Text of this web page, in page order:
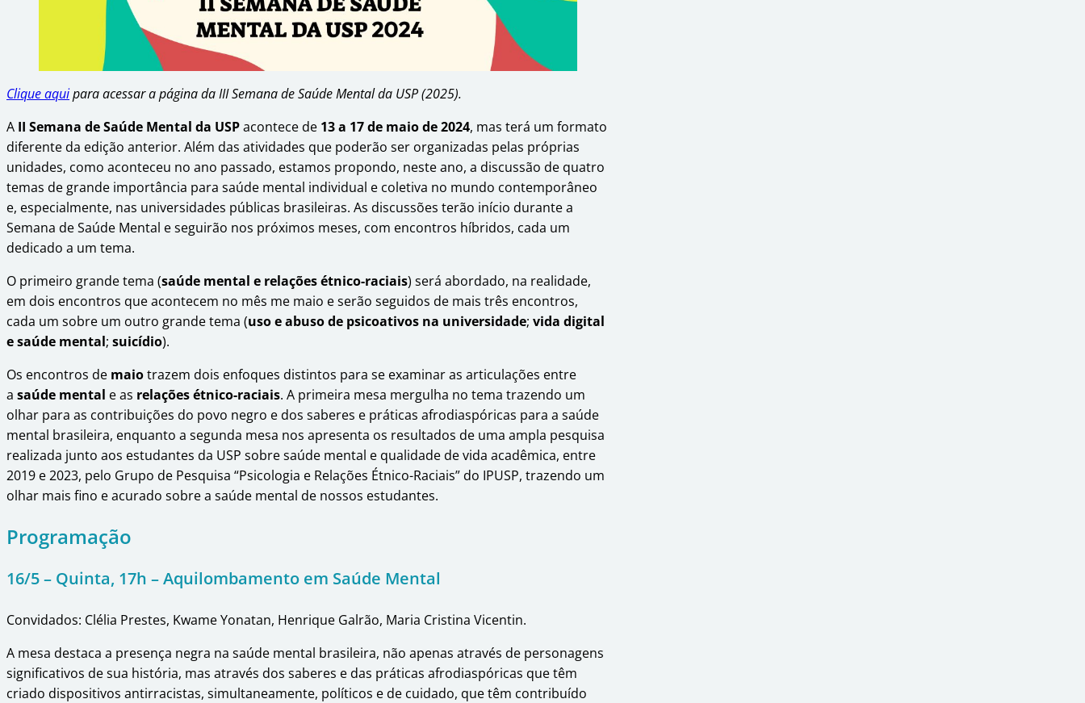
Clique aquipara acessar a página da III Semana de Saúde Mental da USP (2025).
A II Semana de Saúde Mental da USPacontece de 13 a 17 de maio de 2024, mas terá um formato
diferente da edição anterior. Além das atividades que poderão ser organizadas pelas próprias
unidades, como aconteceu no ano passado, estamos propondo, neste ano, a discussão de quatro
temas de grande importância para saúde mental individual e coletiva no mundo contemporâneo
e, especialmente, nas universidades públicas brasileiras. As discussões terão início durante a
Semana de Saúde Mental e seguirão nos próximos meses, com encontros híbridos, cada um
dedicado a um tema.
O primeiro grande tema (saúde mental e relações étnico-raciais) será abordado, na realidade,
em dois encontros que acontecem no mês me maio e serão seguidos de mais três encontros,
cada um sobre um outro grande tema (uso e abuso de psicoativos na universidade; vida digital
e saúde mental; suicídio).
Os encontros de maiotrazem dois enfoques distintos para se examinar as articulações entre
a saúde mental e as relações étnico-raciais. A primeira mesa mergulha no tema trazendo um
olhar para as contribuições do povo negro e dos saberes e práticas afrodiaspóricas para a saúde
mental brasileira, enquanto a segunda mesa nos apresenta os resultados de uma ampla pesquisa
realizada junto aos estudantes da USP sobre saúde mental e qualidade de vida acadêmica, entre
2019 e 2023, pelo Grupo de Pesquisa “Psicologia e Relações Étnico-Raciais” do IPUSP, trazendo um
olhar mais fino e acurado sobre a saúde mental de nossos estudantes.
Programação
16/5 – Quinta, 17h – Aquilombamento em Saúde Mental
Convidados: Clélia Prestes, Kwame Yonatan, Henrique Galrão, Maria Cristina Vicentin.
A mesa destaca a presença negra na saúde mental brasileira, não apenas através de personagens
significativos de sua história, mas através dos saberes e das práticas afrodiaspóricas que têm
criado dispositivos antirracistas, simultaneamente, políticos e de cuidado, que têm contribuído